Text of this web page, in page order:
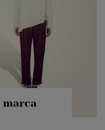
marca